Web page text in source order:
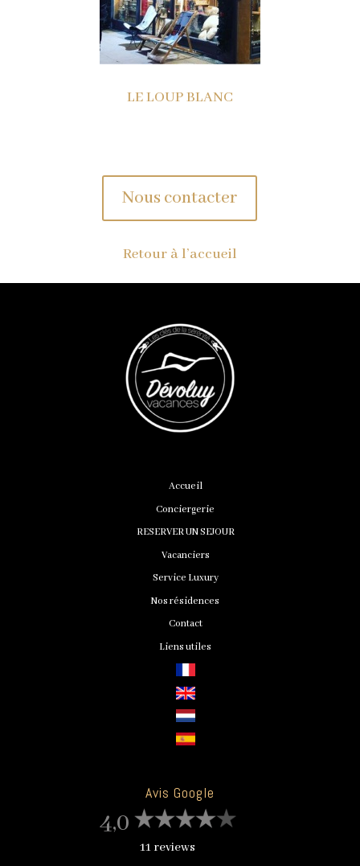
LE LOUP BLANC
Nous contacter
Retour à l’accueil
Accueil
Conciergerie
RESERVER UN SEJOUR
Vacanciers
Service Luxury
Nos résidences
Contact
Liens utiles
Avis Google
4,0
11 reviews